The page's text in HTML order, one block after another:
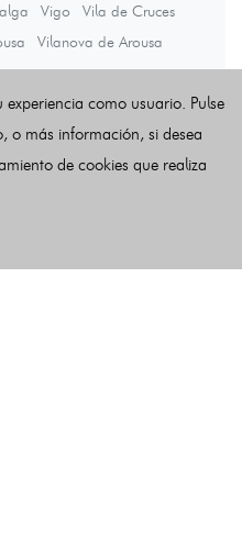
Vigo
Vila de Cruces
Vilanova de Arousa
Últimas noticias
como usuario. Pulse
o más información, si desea
de cookies que realiza